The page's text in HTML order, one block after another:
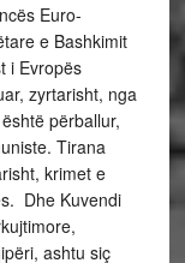
Euro-
e Bashkimit
i Evropës
zyrtarisht, nga
përballur,
Tirana
krimet e
Dhe Kuvendi
ashtu siç